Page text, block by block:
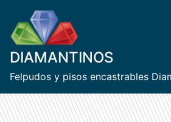
content
DIAMANTINOS
Felpudos y pisos encastrables